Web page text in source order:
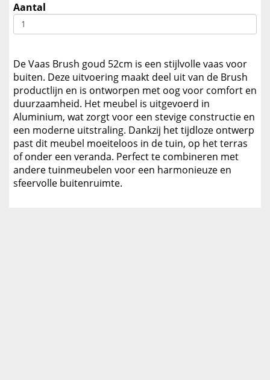
Aantal
De Vaas Brush goud 52cm is een stijlvolle vaas voor
buiten. Deze uitvoering maakt deel uit van de Brush
productlijn en is ontworpen met oog voor comfort en
duurzaamheid. Het meubel is uitgevoerd in
Aluminium, wat zorgt voor een stevige constructie en
een moderne uitstraling. Dankzij het tijdloze ontwerp
past dit meubel moeiteloos in de tuin, op het terras
of onder een veranda. Perfect te combineren met
andere tuinmeubelen voor een harmonieuze en
sfeervolle buitenruimte.